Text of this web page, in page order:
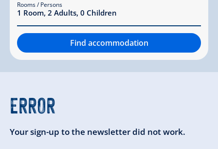
Rooms / Persons
1 Room, 2 Adults, 0 Children
Find accommodation
ERROR
Your sign-up to the newsletter did not work.